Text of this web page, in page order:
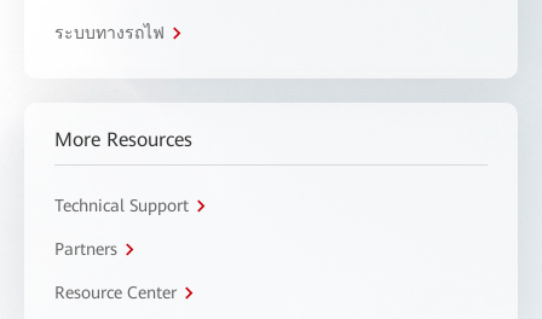
ระบบทางรถไฟ
More Resources
Technical Support
Partners
Resource Center